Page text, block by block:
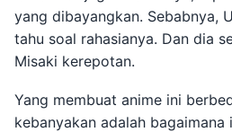
yang dibayangkan. Sebabnya,
tahu soal rahasianya. Dan dia
Misaki kerepotan.
Yang membuat anime ini
kebanyakan adalah bagaimana